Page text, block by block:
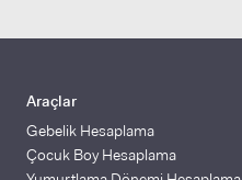
Araçlar
Gebelik Hesaplama
Çocuk Boy Hesaplama